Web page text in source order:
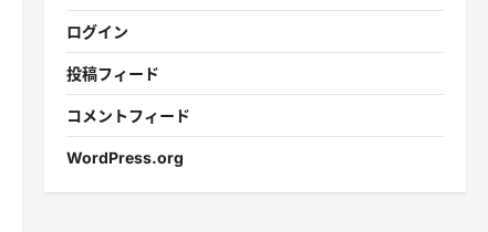
ログイン
投稿フィード
コメントフィード
WordPress.org